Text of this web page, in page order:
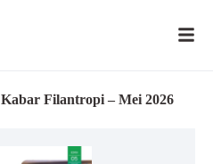
Kabar Filantropi – Mei 2026